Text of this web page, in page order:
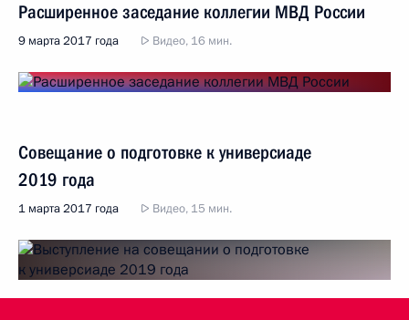
Расширенное заседание коллегии МВД России
9 марта 2017 года Видео, 16 мин.
Совещание о подготовке к универсиаде
2019 года
1 марта 2017 года Видео, 15 мин.